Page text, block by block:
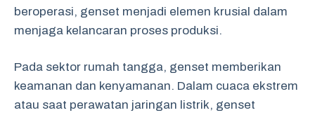
beroperasi, genset menjadi elemen krusial dalam
menjaga kelancaran proses produksi.
Pada sektor rumah tangga, genset memberikan
keamanan dan kenyamanan. Dalam cuaca ekstrem
atau saat perawatan jaringan listrik, genset